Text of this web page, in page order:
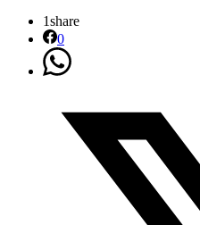
1share
0